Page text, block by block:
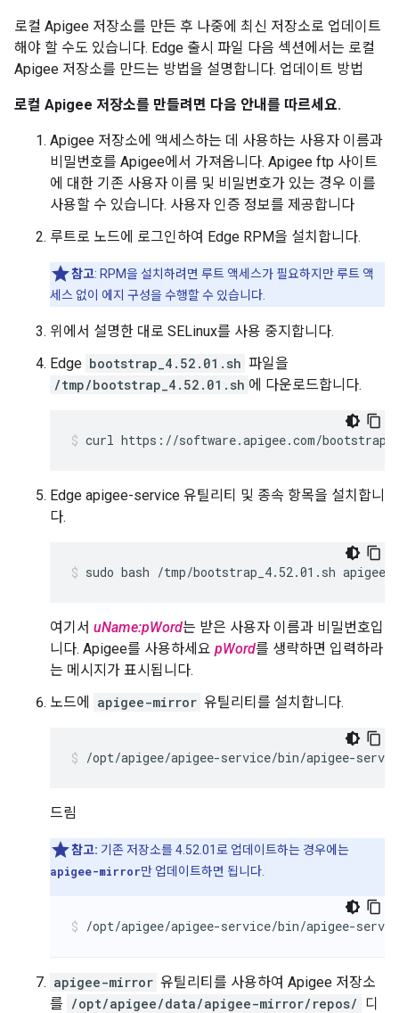
로컬 Apigee 저장소를 만든 후 나중에 최신 저장소로 업데이트
해야 할 수도 있습니다. Edge 출시 파일 다음 섹션에서는 로컬
Apigee 저장소를 만드는 방법을 설명합니다. 업데이트 방법
로컬 Apigee 저장소를 만들려면 다음 안내를 따르세요.
Apigee 저장소에 액세스하는 데 사용하는 사용자 이름과
비밀번호를 Apigee에서 가져옵니다. Apigee ftp 사이트
에 대한 기존 사용자 이름 및 비밀번호가 있는 경우 이를
사용할 수 있습니다. 사용자 인증 정보를 제공합니다
루트로 노드에 로그인하여 Edge RPM을 설치합니다.
참고: RPM을 설치하려면 루트 액세스가 필요하지만 루트 액
세스 없이 에지 구성을 수행할 수 있습니다.
위에서 설명한 대로 SELinux를 사용 중지합니다.
Edge bootstrap_4.52.01.sh 파일을
/tmp/bootstrap_4.52.01.sh 에 다운로드합니다.
curl https://software.apigee.com/
Edge apigee-service 유틸리티 및 종속 항목을 설치합니
다.
sudo bash /tmp/bootstrap_4.52.01.sh
여기서 uName:pWord는 받은 사용자 이름과 비밀번호입
니다. Apigee를 사용하세요 pWord를 생략하면 입력하라
는 메시지가 표시됩니다.
노드에
apigee-mirror 유틸리티를 설치합니다.
/opt/apigee/apigee-service/bin/apigee-
드림
참고: 기존 저장소를 4.52.01로 업데이트하는 경우에는
apigee-mirror만 업데이트하면 됩니다.
/opt/apigee/apigee-service/bin/apigee-
apigee-mirror 유틸리티를 사용하여 Apigee 저장소
를 /opt/apigee/data/apigee-mirror/repos/ 디